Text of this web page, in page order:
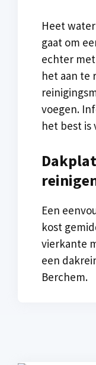
Heet
gaat om
echter
het aan te
voegen.
het best is
Een
kost
vierkante
een
Berchem.